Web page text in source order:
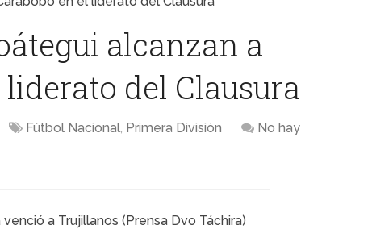
alcanzan a
del Clausura
Fútbol Nacional, Primera División
No hay
a Trujillanos (Prensa Dvo Táchira)